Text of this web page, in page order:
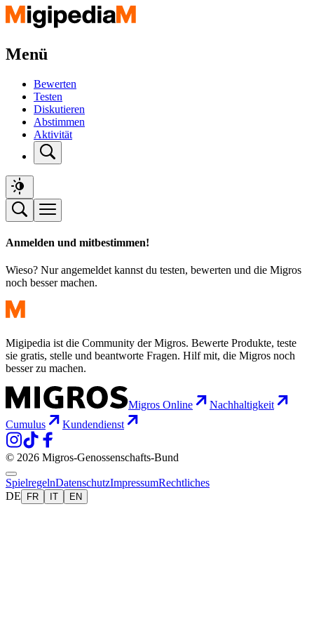
Menü
Bewerten
Testen
Diskutieren
Abstimmen
Aktivität
Anmelden und mitbestimmen!
Wieso? Nur angemeldet kannst du testen, bewerten und die Migros
noch besser machen.
Migipedia ist die Community der Migros. Bewerte Produkte, teste
sie gratis, stelle und beantworte Fragen. Hilf mit, die Migros noch
besser zu machen.
Migros Online
Nachhaltigkeit
Cumulus
Kundendienst
© 2026 Migros-Genossenschafts-Bund
SpielregelnDatenschutzImpressumRechtliches
DE
FR IT EN